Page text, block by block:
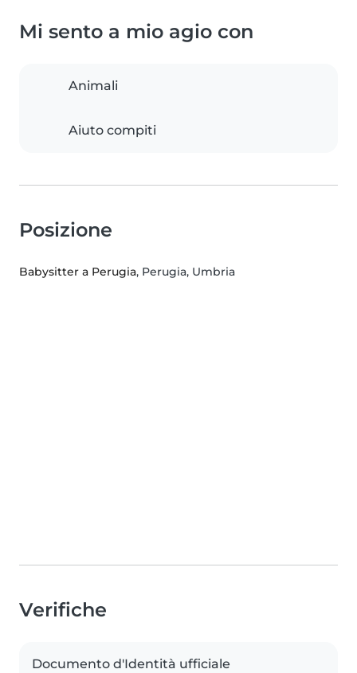
Mi sento a mio agio con
Animali
Aiuto compiti
Posizione
Babysitter a Perugia, Perugia, Umbria
Verifiche
Documento d'Identità ufficiale